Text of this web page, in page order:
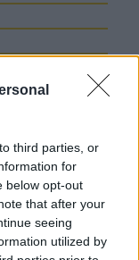
third parties, or
for
below opt-out
that after your
seeing
utilized by